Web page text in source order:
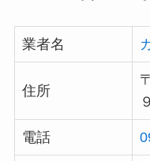
業者名
住所
電話